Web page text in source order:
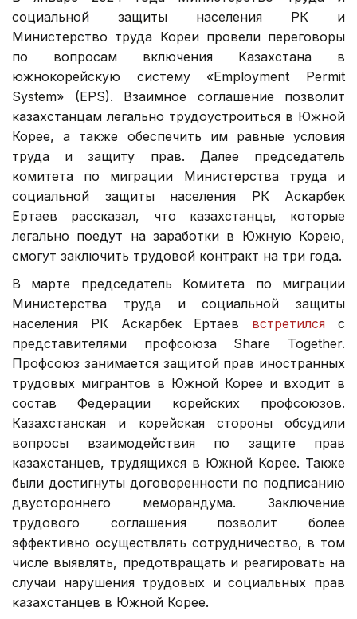
социальной защиты населения РК и
Министерство труда Кореи провели переговоры
по вопросам включения Казахстана в
южнокорейскую систему «Employment Permit
System» (EPS). Взаимное соглашение позволит
казахстанцам легально трудоустроиться в Южной
Корее, а также обеспечить им равные условия
труда и защиту прав. Далее председатель
комитета по миграции Министерства труда и
социальной защиты населения РК Аскарбек
Ертаев рассказал, что казахстанцы, которые
легально поедут на заработки в Южную Корею,
смогут заключить трудовой контракт на три года.
В марте председатель Комитета по миграции
Министерства труда и социальной защиты
населения РК Аскарбек Ертаев встретился с
представителями профсоюза Share Together.
Профсоюз занимается защитой прав иностранных
трудовых мигрантов в Южной Корее и входит в
состав Федерации корейских профсоюзов.
Казахстанская и корейская стороны обсудили
вопросы взаимодействия по защите прав
казахстанцев, трудящихся в Южной Корее. Также
были достигнуты договоренности по подписанию
двустороннего меморандума. Заключение
трудового соглашения позволит более
эффективно осуществлять сотрудничество, в том
числе выявлять, предотвращать и реагировать на
случаи нарушения трудовых и социальных прав
казахстанцев в Южной Корее.